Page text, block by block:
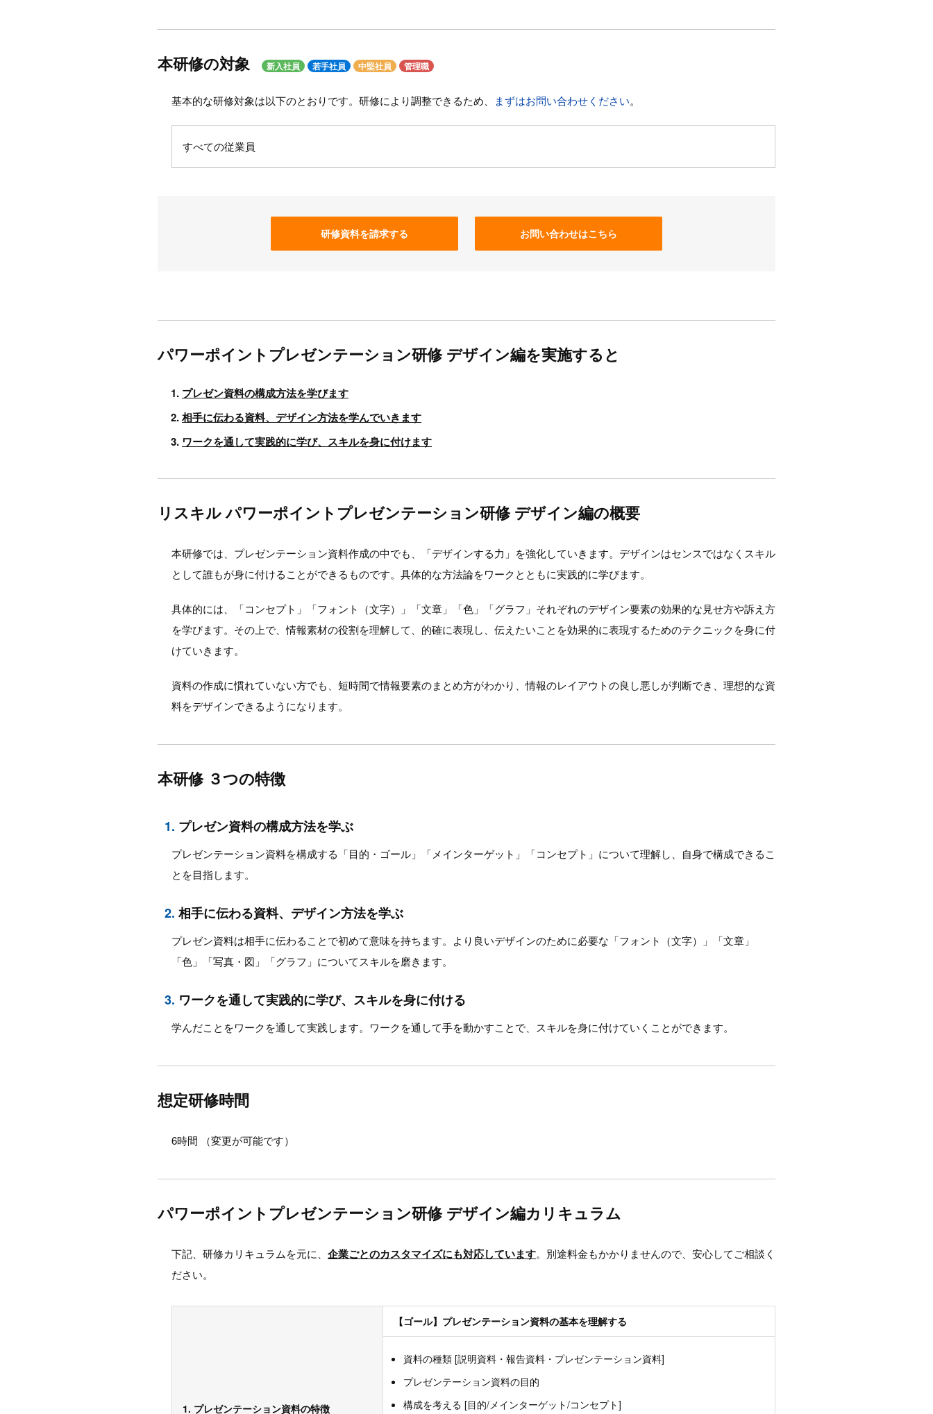
本研修の対象 新入社員 若手社員 中堅社員 管理職
基本的な研修対象は以下のとおりです。研修により調整できるため、 まずはお問い合わせください。
すべての従業員
研修資料を請求する お問い合わせはこちら
パワーポイントプレゼンテーション研修 デザイン編を実施すると
プレゼン資料の構成方法を学びます
相手に伝わる資料、デザイン方法を学んでいきます
ワークを通して実践的に学び、スキルを身に付けます
リスキル パワーポイントプレゼンテーション研修 デザイン編の概要
本研修では、プレゼンテーション資料作成の中でも、「デザインする力」を強化していきます。デザインはセンスではなくスキル
として誰もが身に付けることができるものです。具体的な方法論をワークとともに実践的に学びます。
具体的には、「コンセプト」「フォント（文字）」「文章」「色」「グラフ」それぞれのデザイン要素の効果的な見せ方や訴え方
を学びます。その上で、情報素材の役割を理解して、的確に表現し、伝えたいことを効果的に表現するためのテクニックを身に付
けていきます。
資料の作成に慣れていない方でも、短時間で情報要素のまとめ方がわかり、情報のレイアウトの良し悪しが判断でき、理想的な資
料をデザインできるようになります。
本研修 ３つの特徴
1. プレゼン資料の構成方法を学ぶ
プレゼンテーション資料を構成する「目的・ゴール」「メインターゲット」「コンセプト」について理解し、自身で構成できるこ
とを目指します。
2. 相手に伝わる資料、デザイン方法を学ぶ
プレゼン資料は相手に伝わることで初めて意味を持ちます。より良いデザインのために必要な「フォント（文字）」「文章」
「色」「写真・図」「グラフ」についてスキルを磨きます。
3. ワークを通して実践的に学び、スキルを身に付ける
学んだことをワークを通して実践します。ワークを通して手を動かすことで、スキルを身に付けていくことができます。
想定研修時間
6時間 （変更が可能です）
パワーポイントプレゼンテーション研修 デザイン編カリキュラム
下記、研修カリキュラムを元に、 企業ごとのカスタマイズにも対応しています。別途料金もかかりませんので、安心してご相談く
ださい。
1. プレゼンテーション資料の特徴
【ゴール】プレゼンテーション資料の基本を理解する
資料の種類 [説明資料・報告資料・プレゼンテーション資料]
プレゼンテーション資料の目的
構成を考える [目的/メインターゲット/コンセプト]